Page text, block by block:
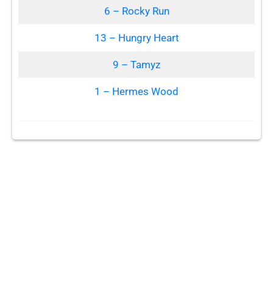
6 – Rocky Run
13 – Hungry Heart
9 – Tamyz
1 – Hermes Wood